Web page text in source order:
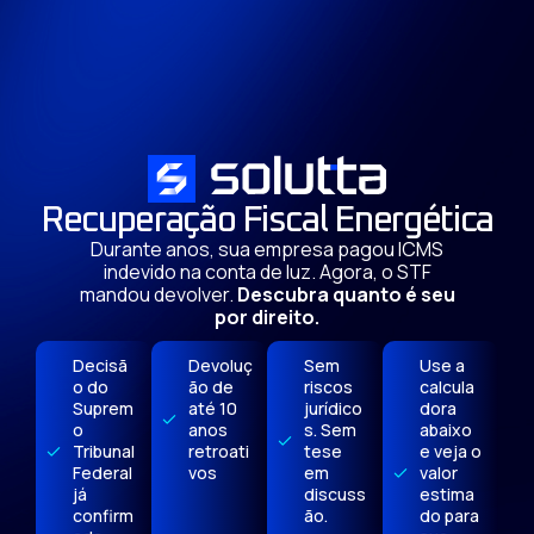
Recuperação Fiscal Energética
Durante anos, sua empresa pagou ICMS
indevido na conta de luz. Agora, o STF
mandou devolver. Descubra quanto é seu
por direito.
Decisã
o do
Suprem
o
Tribunal
Federal
já
confirm
Devoluç
ão de
até 10
anos
retroati
vos
Sem
riscos
jurídico
s. Sem
tese
em
discuss
ão.
Use a
calcula
dora
abaixo
e veja o
valor
estima
do para